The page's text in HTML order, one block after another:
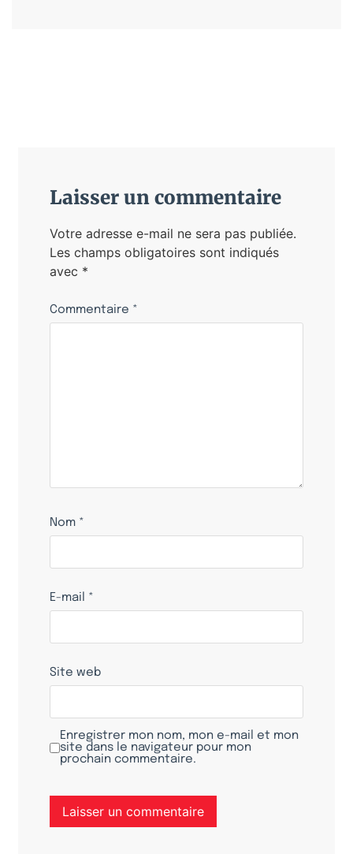
Laisser un commentaire
Votre adresse e-mail ne sera pas publiée.
Les champs obligatoires sont indiqués
avec *
Commentaire *
Nom *
E-mail *
Site web
Enregistrer mon nom, mon e-mail et mon
site dans le navigateur pour mon
prochain commentaire.